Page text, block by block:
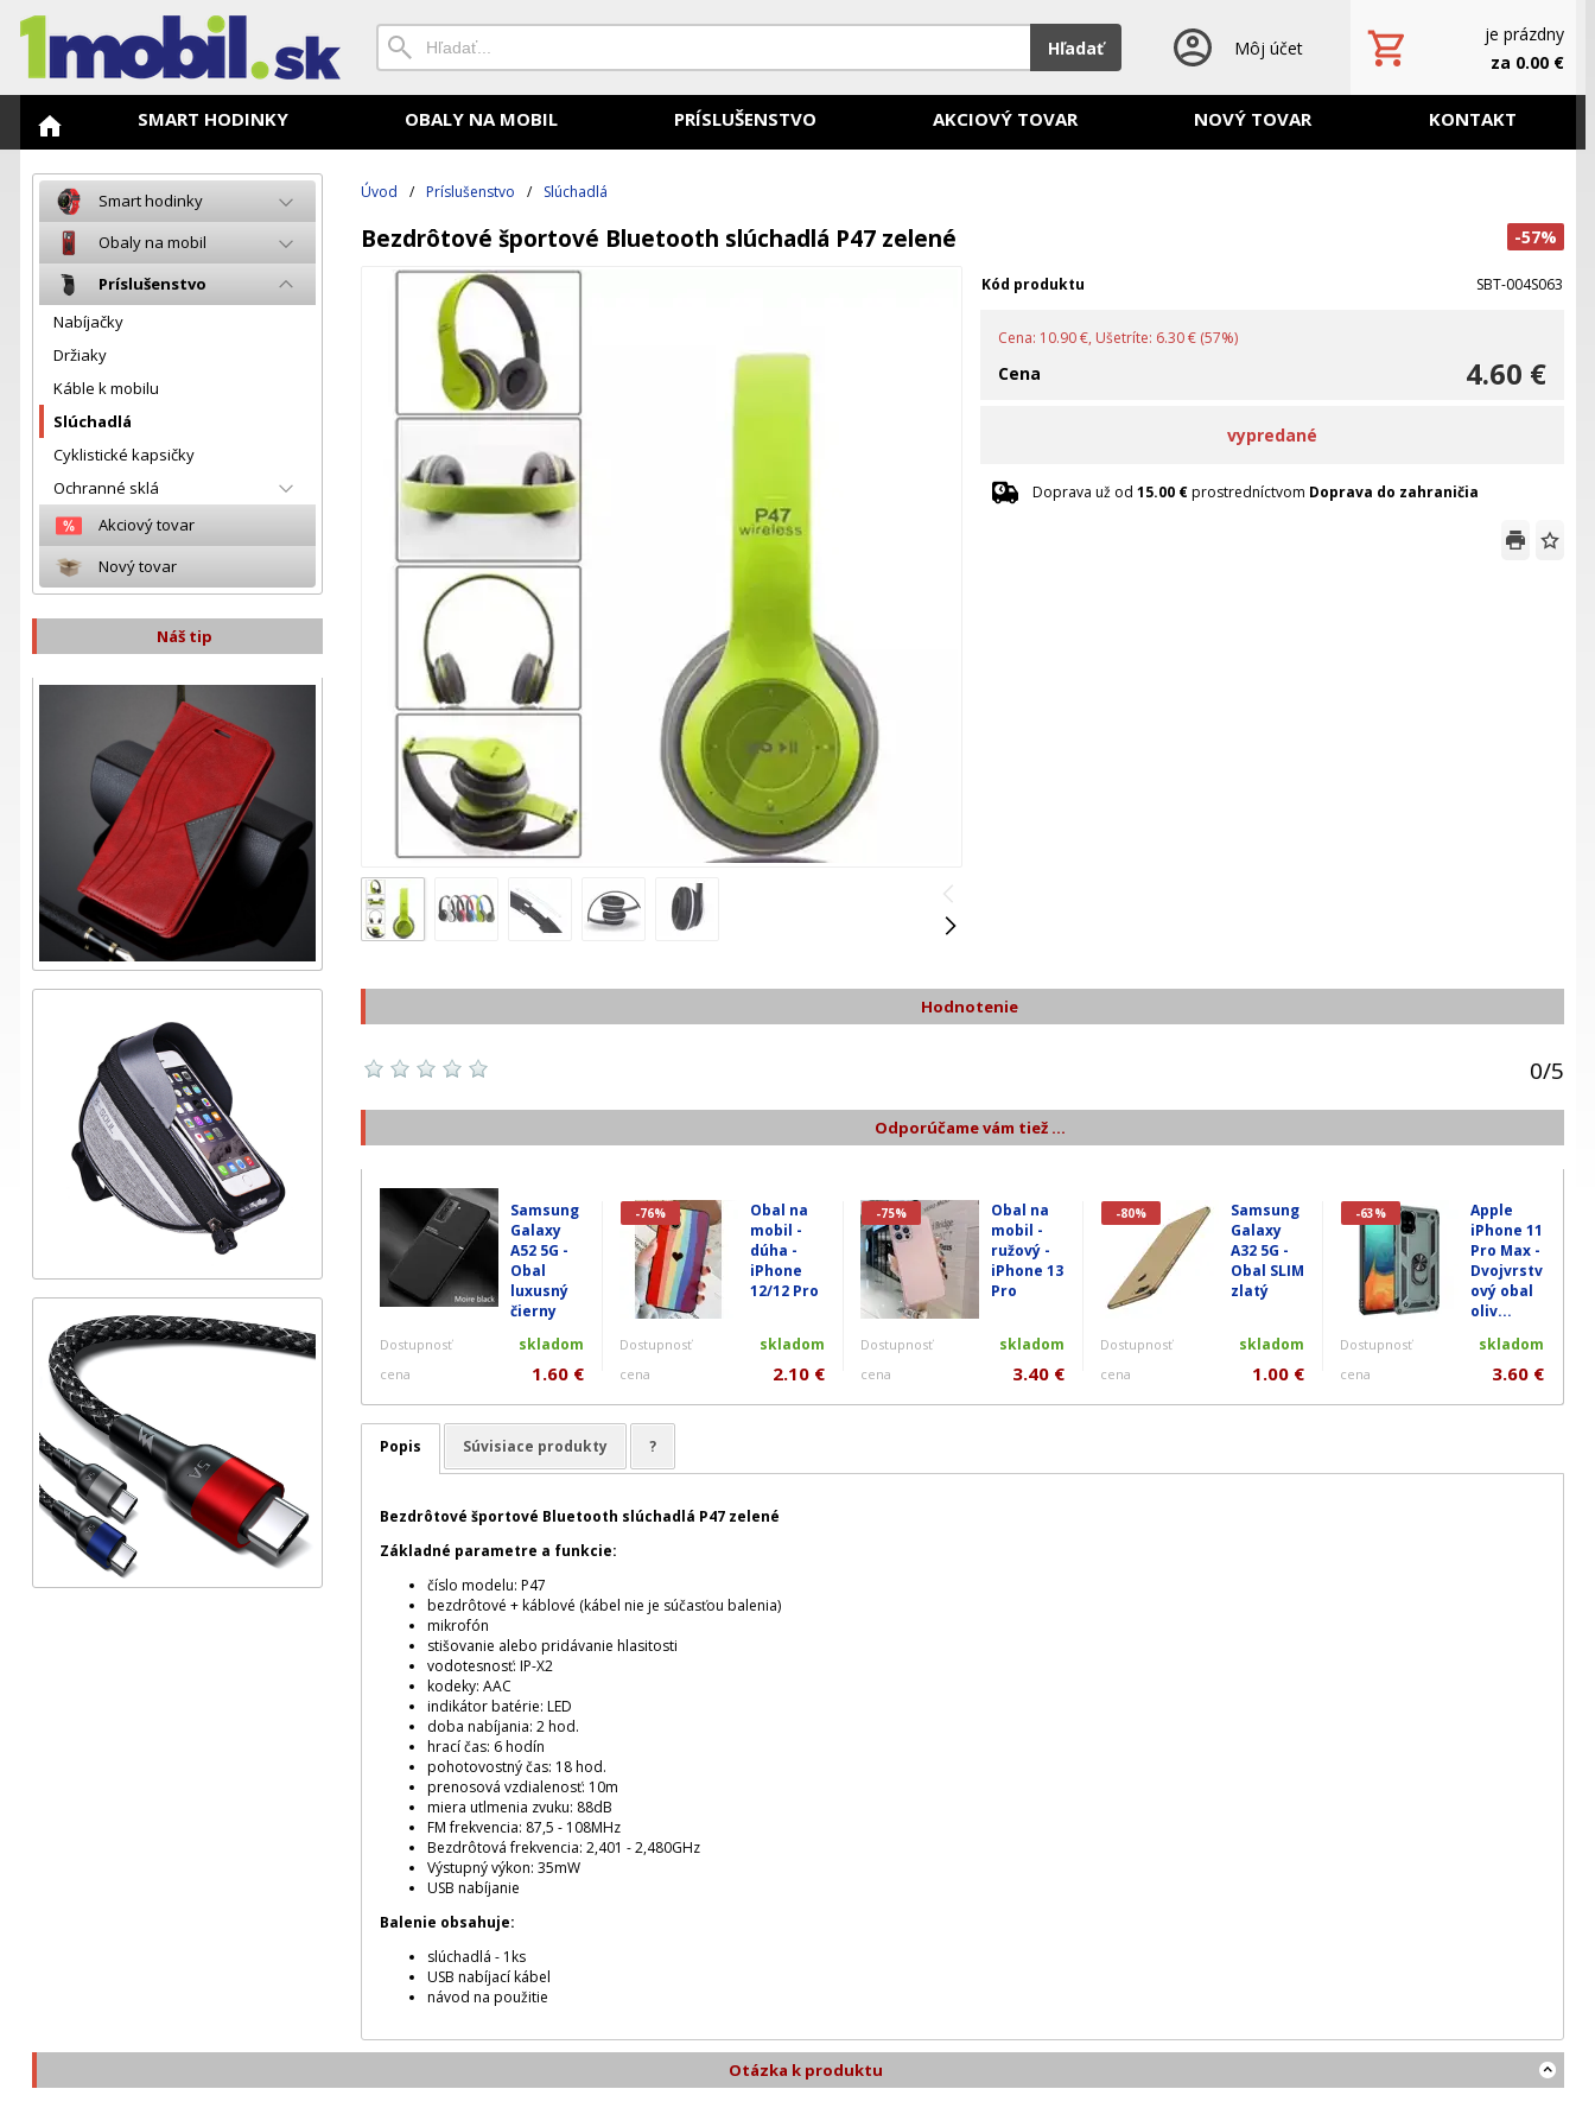
Hľadať Môj účet
je prázdny
za 0.00 €
SMART HODINKY OBALY NA MOBIL PRÍSLUŠENSTVO AKCIOVÝ TOVAR NOVÝ TOVAR KONTAKT
Smart hodinky
Obaly na mobil
Príslušenstvo
Nabíjačky
Držiaky
Káble k mobilu
Slúchadlá
Cyklistické kapsičky
Ochranné sklá
Akciový tovar
Nový tovar
Náš tip
Úvod / Príslušenstvo / Slúchadlá
-57%
Bezdrôtové športové Bluetooth slúchadlá P47 zelené
Kód produktu SBT-004S063
Cena: 10.90 €, Ušetríte: 6.30 € (57%)
4.60 €
Cena
vypredané
Doprava už od 15.00 €prostredníctvom Doprava do zahraničia
Hodnotenie
0/5
Odporúčame vám tiež ...
Samsung
Galaxy
A52 5G -
Obal
luxusný
čierny
Dostupnosť skladom
cena 1.60 €
-76%
Obal na
mobil -
dúha -
iPhone
12/12 Pro
Dostupnosť skladom
cena 2.10 €
-75%
Obal na
mobil -
ružový -
iPhone 13
Pro
Dostupnosť skladom
cena 3.40 €
-80%
Samsung
Galaxy
A32 5G -
Obal SLIM
zlatý
Dostupnosť skladom
cena 1.00 €
-63%
Apple
iPhone 11
Pro Max -
Dvojvrstv
ový obal
oliv...
Dostupnosť skladom
cena 3.60 €
Popis Súvisiace produkty ?
Bezdrôtové športové Bluetooth slúchadlá P47 zelené
Základné parametre a funkcie:
číslo modelu: P47
bezdrôtové + káblové (kábel nie je súčasťou balenia)
mikrofón
stišovanie alebo pridávanie hlasitosti
vodotesnosť: IP-X2
kodeky: AAC
indikátor batérie: LED
doba nabíjania: 2 hod.
hrací čas: 6 hodín
pohotovostný čas: 18 hod.
prenosová vzdialenosť: 10m
miera utlmenia zvuku: 88dB
FM frekvencia: 87,5 - 108MHz
Bezdrôtová frekvencia: 2,401 - 2,480GHz
Výstupný výkon: 35mW
USB nabíjanie
Balenie obsahuje:
slúchadlá - 1ks
USB nabíjací kábel
návod na použitie
Otázka k produktu